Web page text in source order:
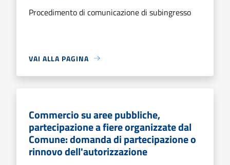
Procedimento di comunicazione di subingresso
VAI ALLA PAGINA
Commercio su aree pubbliche,
partecipazione a fiere organizzate dal
Comune: domanda di partecipazione o
rinnovo dell'autorizzazione